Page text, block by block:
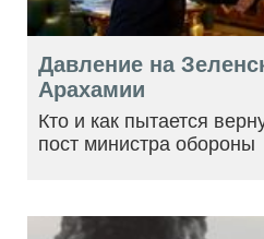
Давление на
Арахамии
Кто и как пытается
пост министра обороны